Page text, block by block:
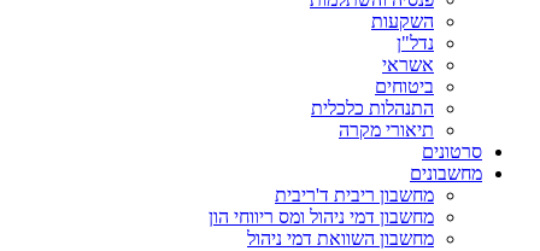
השקעות
נדל"ן
אשראי
ביטוחים
התנהלות כלכלית
תיאורי מקרה
סרטונים
מחשבונים
מחשבון ריבית ד'ריבית
מחשבון דמי ניהול ומס ריווחי הון
מחשבון השוואת דמי ניהול